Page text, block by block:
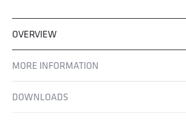
OVERVIEW
MORE INFORMATION
DOWNLOADS